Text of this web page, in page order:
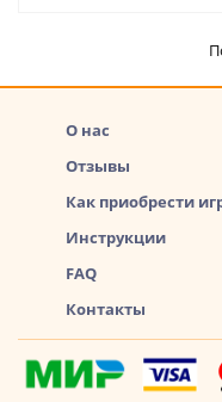
О нас
Отзывы
Как приобрести
Инструкции
FAQ
Контакты